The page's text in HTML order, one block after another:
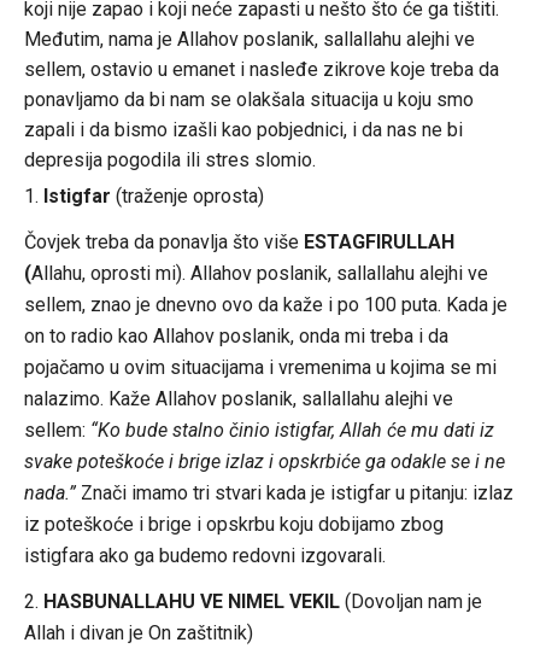
koji nije zapao i koji neće zapasti u nešto što će ga tištiti.
Međutim, nama je Allahov poslanik, sallallahu alejhi ve
sellem, ostavio u emanet i nasleđe zikrove koje treba da
ponavljamo da bi nam se olakšala situacija u koju smo
zapali i da bismo izašli kao pobjednici, i da nas ne bi
depresija pogodila ili stres slomio.
1. Istigfar (traženje oprosta)
Čovjek treba da ponavlja što višeESTAGFIRULLAH
(Allahu, oprosti mi). Allahov poslanik, sallallahu alejhi ve
sellem, znao je dnevno ovo da kaže i po 100 puta. Kada je
on to radio kao Allahov poslanik, onda mi treba i da
pojačamo u ovim situacijama i vremenima u kojima se mi
nalazimo. Kaže Allahov poslanik, sallallahu alejhi ve
sellem: “Ko bude stalno činio istigfar, Allah će mu dati iz
svake poteškoće i brige izlaz i opskrbiće ga odakle se i ne
nada.”Znači imamo tri stvari kada je istigfar u pitanju: izlaz
iz poteškoće i brige i opskrbu koju dobijamo zbog
istigfara ako ga budemo redovni izgovarali.
2. HASBUNALLAHU VE NIMEL VEKIL (Dovoljan nam je
Allah i divan je On zaštitnik)